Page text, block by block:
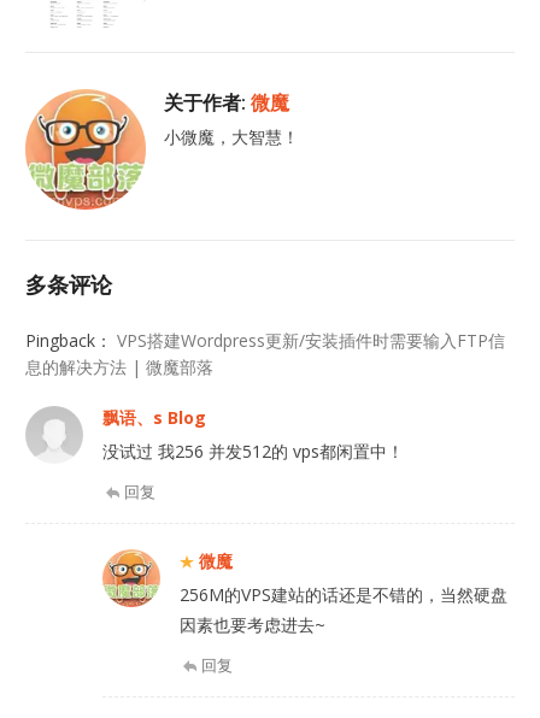
关于作者:微魔
小微魔，大智慧！
多条评论
Pingback：VPS搭建Wordpress更新/安装插件时需要输入FTP信
息的解决方法 | 微魔部落
飘语、s Blog
没试过 我256 并发512的 vps都闲置中！
回复
微魔
256M的VPS建站的话还是不错的，当然硬盘
因素也要考虑进去~
回复